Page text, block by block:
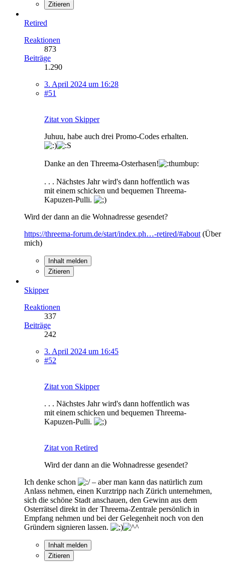
Zitieren
Retired
Reaktionen
873
Beiträge
1.290
3. April 2024 um 16:28
#51
Zitat von Skipper
Juhuu, habe auch drei Promo-Codes erhalten.
Danke an den Threema-Osterhasen!
. . . Nächstes Jahr wird's dann hoffentlich was
mit einem schicken und bequemen Threema-
Kapuzen-Pulli.
Wird der dann an die Wohnadresse gesendet?
https://threema-forum.de/start/index.ph…-retired/#about (Über
mich)
Inhalt melden
Zitieren
Skipper
Reaktionen
337
Beiträge
242
3. April 2024 um 16:45
#52
Zitat von Skipper
. . . Nächstes Jahr wird's dann hoffentlich was
mit einem schicken und bequemen Threema-
Kapuzen-Pulli.
Zitat von Retired
Wird der dann an die Wohnadresse gesendet?
Ich denke schon
– aber man kann das natürlich zum
Anlass nehmen, einen Kurztripp nach Zürich unternehmen,
sich die schöne Stadt anschauen, den Gewinn aus dem
Osterrätsel direkt in der Threema-Zentrale persönlich in
Empfang nehmen und bei der Gelegenheit noch von den
Gründern signieren lassen.
Inhalt melden
Zitieren